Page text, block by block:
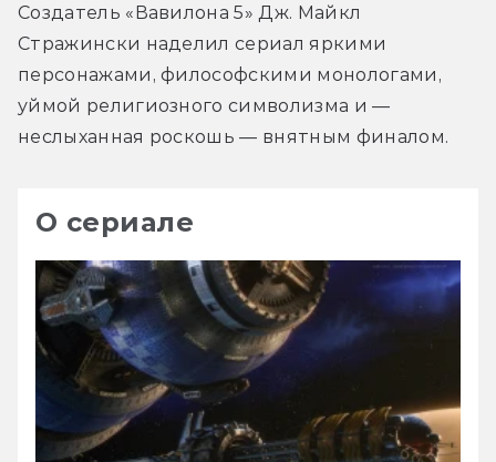
Создатель «Вавилона 5» Дж. Майкл
Стражински наделил сериал яркими
персонажами, философскими монологами,
уймой религиозного символизма и —
неслыханная роскошь — внятным финалом.
О сериале